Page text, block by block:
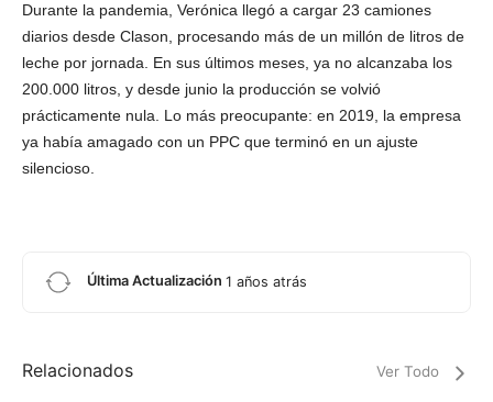
Durante la pandemia, Verónica llegó a cargar 23 camiones
diarios desde Clason, procesando más de un millón de litros de
leche por jornada. En sus últimos meses, ya no alcanzaba los
200.000 litros, y desde junio la producción se volvió
prácticamente nula. Lo más preocupante: en 2019, la empresa
ya había amagado con un PPC que terminó en un ajuste
silencioso.
Última Actualización 1 años atrás
Relacionados Ver Todo